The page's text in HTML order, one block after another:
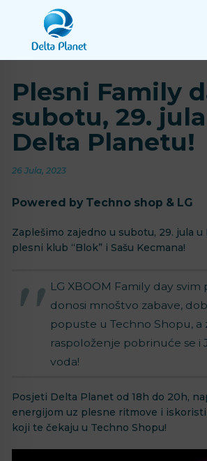
Plesni Family
subotu, 29.
Delta Planetu!
26 Jula, 2023
Powered by Techno shop & LG
Zaplešimo zajedno u subotu, 29. jula
plesni klub “Blok” i Sašu Kecmana!
LG XBOOM Family day svim
donosi mnoštvo zabave,
popuste u Techno Shopu, a
raspoloženje pobrinuće se i
voda!
Posjeti Delta Planet od 18h do 20h,
energijom uz plesne ritmove i
koji te čekaju u Techno Shopu!